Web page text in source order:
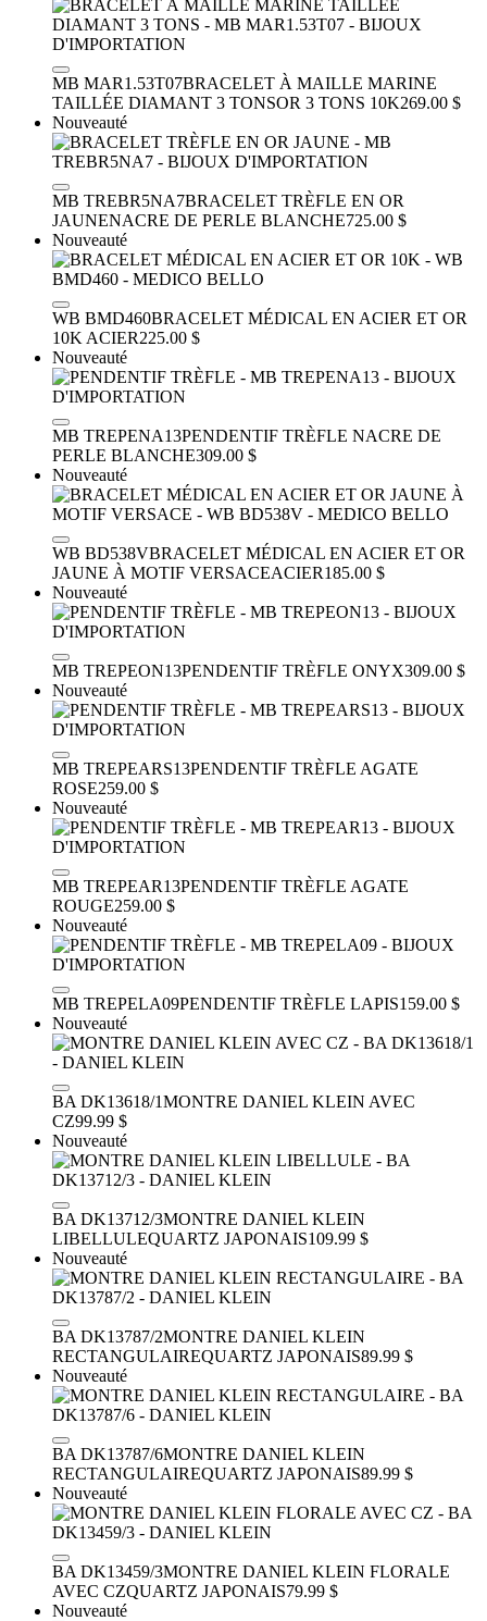
MB MAR1.53T07BRACELET À MAILLE MARINE
TAILLÉE DIAMANT 3 TONSOR 3 TONS 10K269.00 $
Nouveauté
MB TREBR5NA7BRACELET TRÈFLE EN OR
JAUNENACRE DE PERLE BLANCHE725.00 $
Nouveauté
WB BMD460BRACELET MÉDICAL EN ACIER ET OR
10K ACIER225.00 $
Nouveauté
MB TREPENA13PENDENTIF TRÈFLE NACRE DE
PERLE BLANCHE309.00 $
Nouveauté
WB BD538VBRACELET MÉDICAL EN ACIER ET OR
JAUNE À MOTIF VERSACEACIER185.00 $
Nouveauté
MB TREPEON13PENDENTIF TRÈFLE ONYX309.00 $
Nouveauté
MB TREPEARS13PENDENTIF TRÈFLE AGATE
ROSE259.00 $
Nouveauté
MB TREPEAR13PENDENTIF TRÈFLE AGATE
ROUGE259.00 $
Nouveauté
MB TREPELA09PENDENTIF TRÈFLE LAPIS159.00 $
Nouveauté
BA DK13618/1MONTRE DANIEL KLEIN AVEC
CZ99.99 $
Nouveauté
BA DK13712/3MONTRE DANIEL KLEIN
LIBELLULEQUARTZ JAPONAIS109.99 $
Nouveauté
BA DK13787/2MONTRE DANIEL KLEIN
RECTANGULAIREQUARTZ JAPONAIS89.99 $
Nouveauté
BA DK13787/6MONTRE DANIEL KLEIN
RECTANGULAIREQUARTZ JAPONAIS89.99 $
Nouveauté
BA DK13459/3MONTRE DANIEL KLEIN FLORALE
AVEC CZQUARTZ JAPONAIS79.99 $
Nouveauté